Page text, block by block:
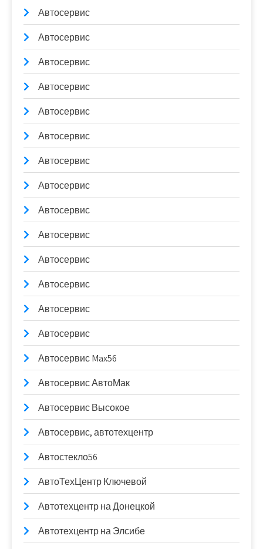
Автосервис
Автосервис
Автосервис
Автосервис
Автосервис
Автосервис
Автосервис
Автосервис
Автосервис
Автосервис
Автосервис
Автосервис
Автосервис
Автосервис
Автосервис Max56
Автосервис АвтоМак
Автосервис Высокое
Автосервис, автотехцентр
Автостекло56
АвтоТехЦентр Ключевой
Автотехцентр на Донецкой
Автотехцентр на Элсибе